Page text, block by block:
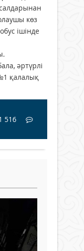
көз
ішінде
әртүрлі
қалалық
516